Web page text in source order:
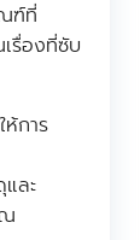
ฑ์ที่
รื่องที่ซับ
การ
ละ